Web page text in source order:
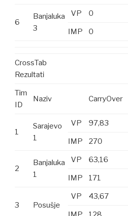
6
Banjaluka
3
VP 0
IMP 0
CrossTab
Rezultati
Tim
ID
Naziv CarryOver
1
Sarajevo
1
VP 97,83
IMP 270
2
Banjaluka
1
VP 63,16
IMP 171
3 Posušje
VP 43,67